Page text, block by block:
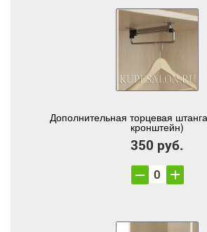
Дополнительная торцевая
кронштейн)
350 руб.